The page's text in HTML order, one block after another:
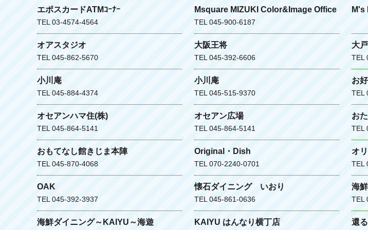
エポスカードATMｺｰﾅｰ
TEL 03-4574-4564
Msquare MIZUKI Color&Image Office
TEL 045-900-6187
M's
オアスタジオ
TEL 045-862-5670
大阪王将
TEL 045-392-6606
大
TEL
小川庵
TEL 045-884-4374
小川庵
TEL 045-515-9370
お
TEL
オセアンハマ住(株)
TEL 045-864-5141
オセアン広場
TEL 045-864-5141
お
TEL
おもてなし館きじま本陣
TEL 045-870-4068
Original・Dish
TEL 070-2240-0701
オ
TEL
OAK
TEL 045-392-3937
懐石ダイニング いおり
TEL 045-861-0636
海
TEL
海鮮ダイニング～KAIYU～海遊 KAIYU はんなり横丁店 還